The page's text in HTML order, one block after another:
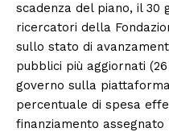
scadenza del piano, il 30
ricercatori della
sullo stato di
pubblici più aggiornati
governo sulla
percentuale di spesa
finanziamento